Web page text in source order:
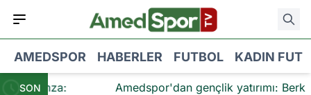
AMEDSPOR HABERLER FUTBOL KADIN
SON
imza:
Amedspor'dan gençlik yatırımı: Berk